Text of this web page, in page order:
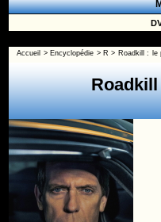
Accueil > Encyclopédie > R > Roadkill : le